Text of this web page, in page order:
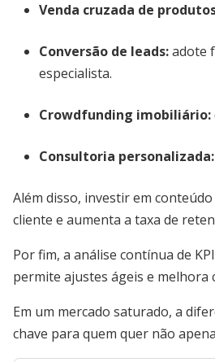
Venda cruzada de
Conversão de leads:adote
especialista.
Crowdfunding imobiliário:
Consultoria personalizada:
Além disso, investir em
cliente e aumenta a taxa de
Por fim, a análise contínua de
permite ajustes ágeis e melhora
Em um mercado saturado, a
chave para quem quer não